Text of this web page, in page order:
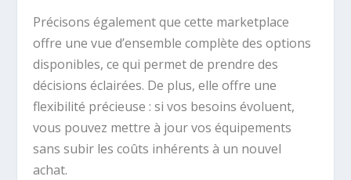
Précisons également que cette marketplace
offre une vue d’ensemble complète des options
disponibles, ce qui permet de prendre des
décisions éclairées. De plus, elle offre une
flexibilité précieuse : si vos besoins évoluent,
vous pouvez mettre à jour vos équipements
sans subir les coûts inhérents à un nouvel
achat.